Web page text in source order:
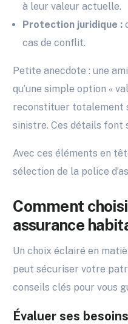
à leur valeur actuelle.
Protection juridique :
cas de conflit.
Petite anecdote : une
qu’une simple option «
reconstituer totalement
sinistre. Ces détails font
Avec ces éléments en
sélection de la police
Comment
assurance
Un choix éclairé en
peut sécuriser votre
conseils clés pour vous
Évaluer ses